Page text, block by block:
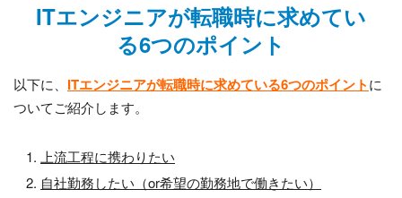
ITエンジニアが転職時に求めてい
る6つのポイント
以下に、 ITエンジニアが転職時に求めている6つのポイントに
ついてご紹介します。
上流工程に携わりたい
自社勤務したい（or希望の勤務地で働きたい）